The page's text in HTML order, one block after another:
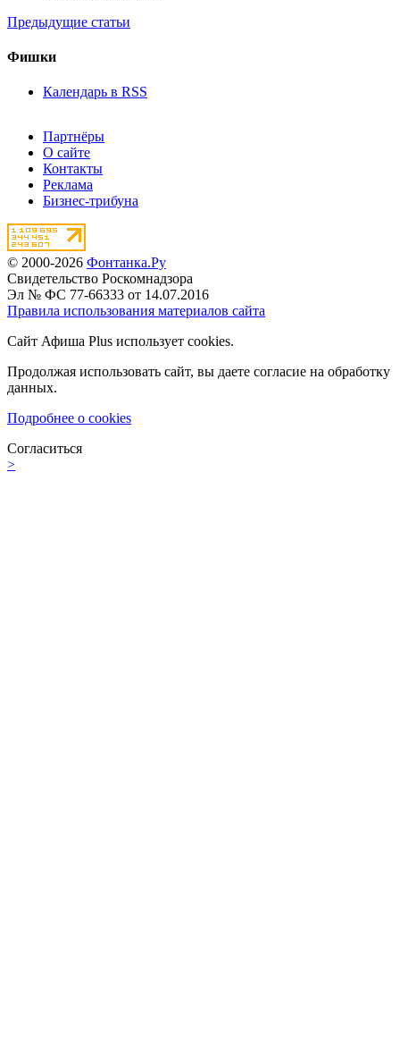
Предыдущие статьи
Фишки
Календарь в RSS
Партнёры
О сайте
Контакты
Реклама
Бизнес-трибуна
© 2000-2026 Фонтанка.Ру
Свидетельство Роскомнадзора
Эл № ФС 77-66333 от 14.07.2016
Правила использования материалов сайта
Сайт Афиша Plus использует cookies.
Продолжая использовать сайт, вы даете согласие на обработку
данных.
Подробнее о cookies
Согласиться
>